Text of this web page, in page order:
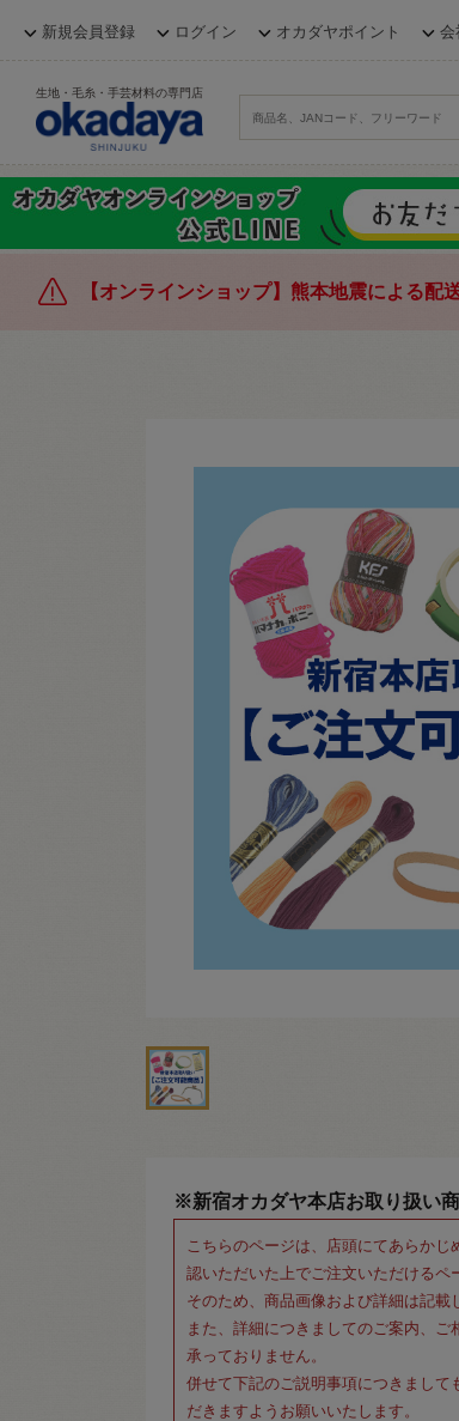
新規会員登録 ログイン オカダヤポイント 会
生地・毛糸・手芸材料の専門店
【オンラインショップ】熊本地震による配
※新宿オカダヤ本店お取り扱い
こちらのページは、店頭にてあらか
認いただいた上でご注文いただけるペ
そのため、商品画像および詳細は記載
また、詳細につきましてのご案内、
承っておりません。
併せて下記のご説明事項につきまして
だきますようお願いいたします。